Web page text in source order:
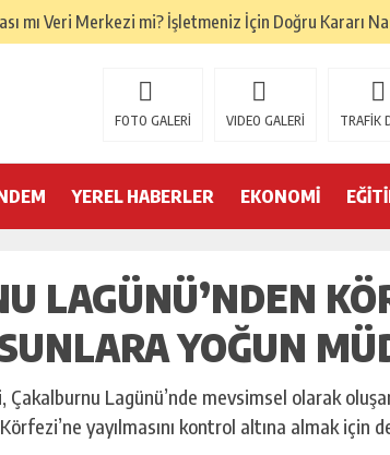
mı Veri Merkezi mi? İşletmeniz İçin Doğru Kararı
ve SEO Arasında Doğru Denge Nasıl Kurulur?
hazırlıkları tamamlandı
A101’de Endüstriyel Forklift Seçenekleri Dikkat
Sunum Önerileri
FOTO GALERİ VIDEO GALERİ TRAFİK
YEREL HABERLER EKONOMİ
LAGÜNÜ’NDEN
YOĞUN
Lagünü’nde mevsimsel olarak
yayılmasını kontrol altına almak için